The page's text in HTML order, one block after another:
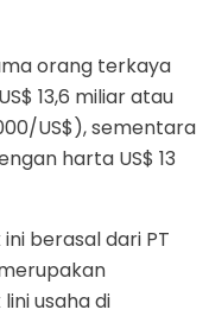
orang terkaya
13,6 miliar atau
US$), sementara
harta US$ 13
berasal dari PT
usaha di